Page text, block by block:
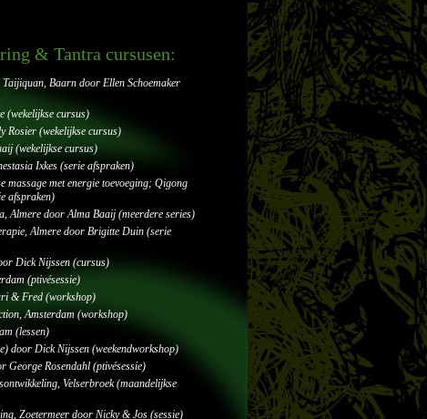
& Tantra cursusen:
Baarn door Ellen Schoemaker
(wekelijkse cursus)
Rosier (wekelijkse cursus)
(wekelijkse cursus)
Ixkes (serie afspraken)
massage met energie toevoeging; Qigong
afspraken)
Almere door Alma Baaij (meerdere series)
Almere door Brigitte Duin (serie
Dick Nijssen (cursus)
(ptivésessie)
& Fred (workshop)
Amsterdam (workshop)
(lessen)
door Dick Nijssen (weekendworkshop)
Rosendahl (ptivésessie)
Velserbroek (maandelijkse
Zoetermeer door Nicky & Jos (sessie)